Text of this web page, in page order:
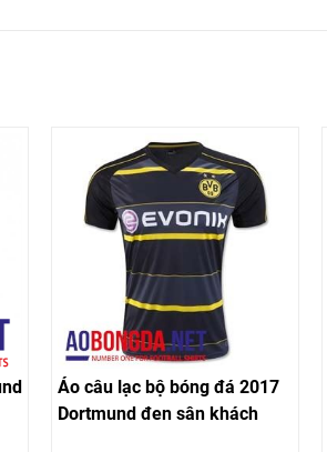
Áo câu lạc bộ bóng đá 2017
Dortmund đen sân khách